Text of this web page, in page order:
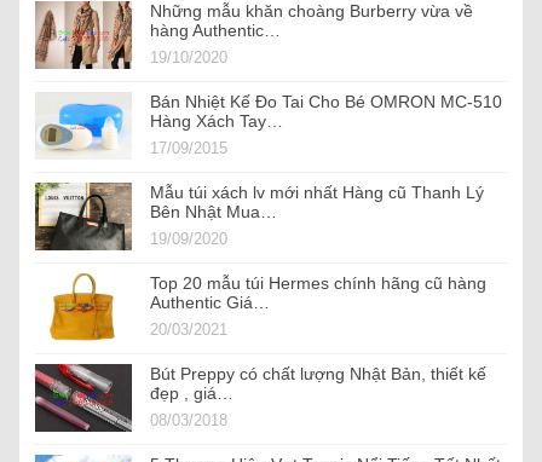
Những mẫu khăn choàng Burberry vừa về
hàng Authentic…
19/10/2020
Bán Nhiệt Kế Đo Tai Cho Bé OMRON MC-510
Hàng Xách Tay…
17/09/2015
Mẫu túi xách lv mới nhất Hàng cũ Thanh Lý
Bên Nhật Mua…
19/09/2020
Top 20 mẫu túi Hermes chính hãng cũ hàng
Authentic Giá…
20/03/2021
Bút Preppy có chất lượng Nhật Bản, thiết kế
đẹp , giá…
08/03/2018